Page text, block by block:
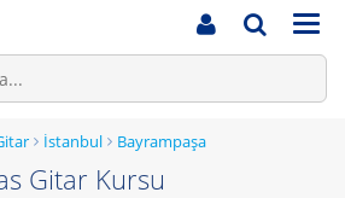
İstanbul Bayrampaşa
Gitar Kursu